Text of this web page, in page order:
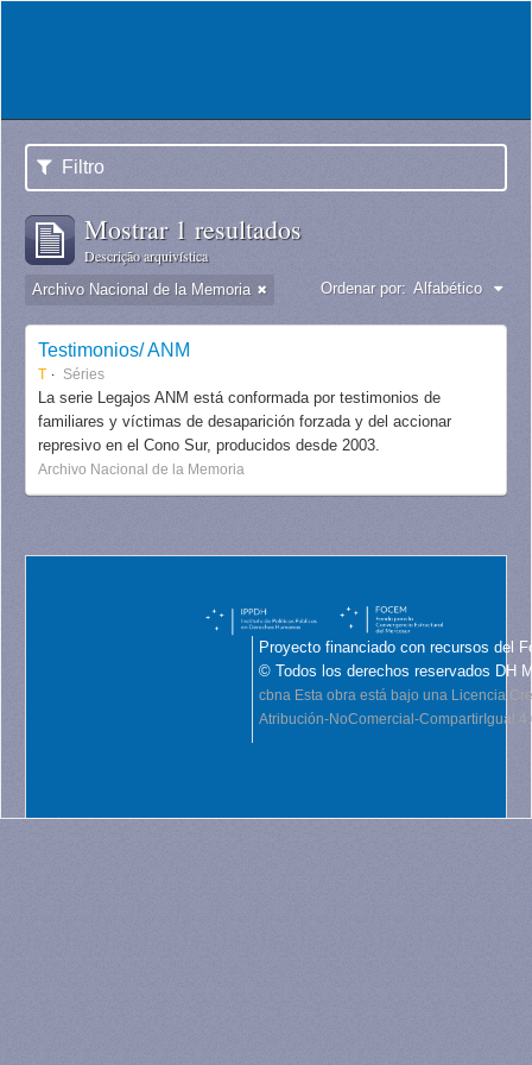
Filtro
Mostrar 1 resultados
Descrição arquivística
Archivo Nacional de la Memoria Ordenar por: Alfabético
Testimonios/ ANM
T Séries
La serie Legajos ANM está conformada por testimonios de
familiares y víctimas de desaparición forzada y del accionar
represivo en el Cono Sur, producidos desde 2003.
Archivo Nacional de la Memoria
Proyecto financiado con recursos del
© Todos los derechos reservados DH
cbna Esta obra está bajo una Licencia
Atribución-NoComercial-CompartirIgual